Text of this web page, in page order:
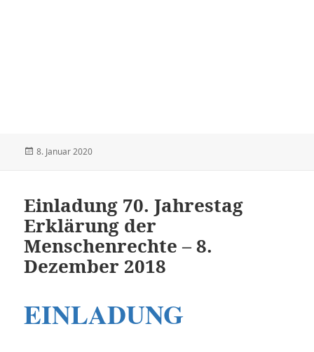
Veröffentlicht
8. Januar 2020
Einladung 70. Jahrestag
Erklärung der
Menschenrechte – 8.
Dezember 2018
EINLADUNG